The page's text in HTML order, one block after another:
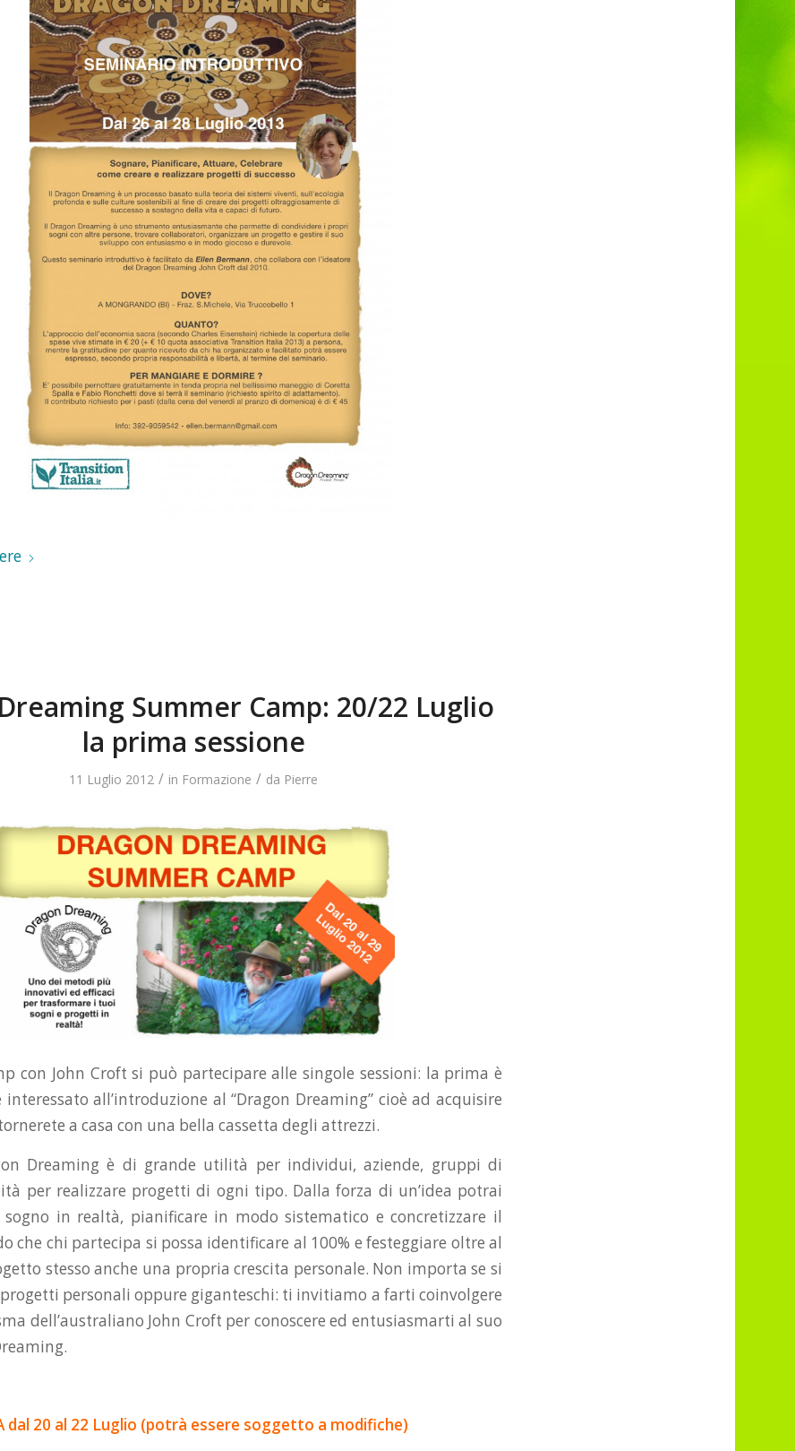
Summer Camp: 20/22 Luglio
la prima sessione
11 Luglio 2012 / in Formazione / da Pierre
con John Croft si può partecipare alle singole sessioni: la prima è
all’introduzione al “Dragon Dreaming” cioè ad acquisire
a casa con una bella cassetta degli attrezzi.
Dreaming è di grande utilità per individui, aziende, gruppi di
per realizzare progetti di ogni tipo. Dalla forza di un’idea potrai
in realtà, pianificare in modo sistematico e concretizzare il
che chi partecipa si possa identificare al 100% e festeggiare oltre al
stesso anche una propria crescita personale. Non importa se si
personali oppure giganteschi: ti invitiamo a farti coinvolgere
dell’australiano John Croft per conoscere ed entusiasmarti al suo
dal 20 al 22 Luglio (potrà essere soggetto a modifiche)